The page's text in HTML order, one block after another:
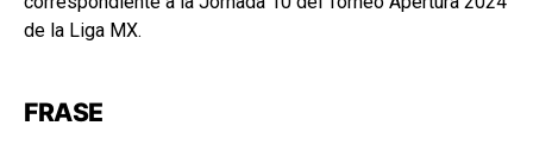
de la Liga MX.
FRASE